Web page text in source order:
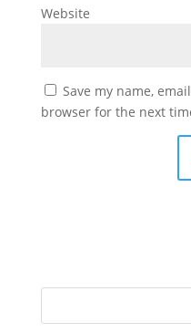
Website
Save my name,
browser for the next